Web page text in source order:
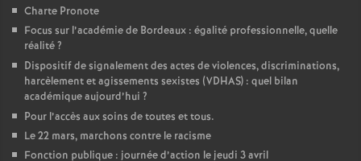
Charte Pronote
Focus sur l’académie de Bordeaux : égalité professionnelle, quelle
réalité?
Dispositif de signalement des actes de violences, discriminations,
harcèlement et agissements sexistes (VDHAS) : quel bilan
académique aujourd’hui ?
Pour l’accès aux soins de toutes et tous.
Le 22 mars, marchons contre le racisme
Fonction publique : journée d’action le jeudi 3 avril